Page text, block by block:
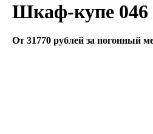
Шкаф-купе 046
От 31770 рублей за погонный